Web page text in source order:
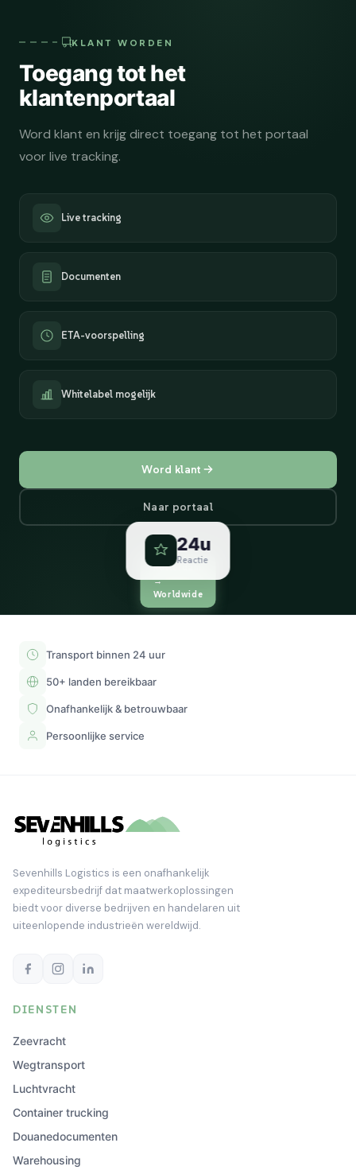
KLANT WORDEN
Toegang tot het
klantenportaal
Word klant en krijg direct toegang tot het portaal
voor live tracking.
Live tracking
Documenten
ETA-voorspelling
Whitelabel mogelijk
Word klant
Naar portaal
Rotterdam
→
Worldwide
24u
Reactie
Transport binnen 24 uur
50+ landen bereikbaar
Onafhankelijk & betrouwbaar
Persoonlijke service
Sevenhills Logistics is een onafhankelijk
expediteursbedrijf dat maatwerkoplossingen
biedt voor diverse bedrijven en handelaren uit
uiteenlopende industrieën wereldwijd.
DIENSTEN
Zeevracht
Wegtransport
Luchtvracht
Container trucking
Douanedocumenten
Warehousing